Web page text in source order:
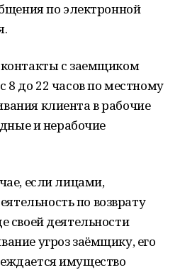
по электронной
с заемщиком
8 до 22 часов по местному
клиента в рабочие
и нерабочие
если лицами,
по возврату
своей деятельности
угроз заёмщику, его
имущество